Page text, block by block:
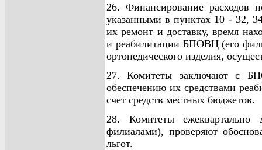
26. Финансирование расходов
указанными в пунктах 10 - 32,
их ремонт и доставку, время
и реабилитации БПОВЦ (его
ортопедического изделия,
27. Комитеты заключают с
обеспечению их средствами
счет средств местных бюджетов.
28. Комитеты
филиалами), проверяют
льгот.